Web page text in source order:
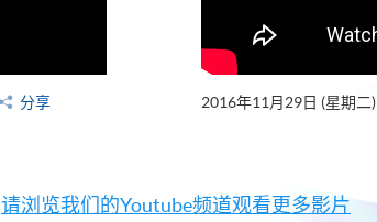
分享 2016年11月29日 (星期二)
请浏览我们的Youtube频道观看更多影片